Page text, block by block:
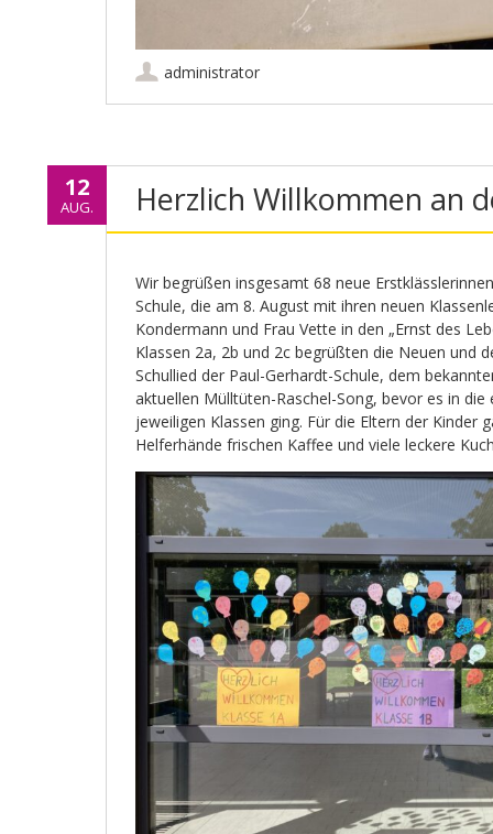
administrator
12
AUG. Herzlich Willkommen an
Wir begrüßen insgesamt 68 neue
Schule, die am 8. August mit ihren neuen
Kondermann und Frau Vette in den „Ernst des
Klassen 2a, 2b und 2c begrüßten die Neuen und
Schullied der Paul-Gerhardt-Schule, dem
aktuellen Mülltüten-Raschel-Song, bevor es in
jeweiligen Klassen ging. Für die Eltern der Kinder
Helferhände frischen Kaffee und viele leckere